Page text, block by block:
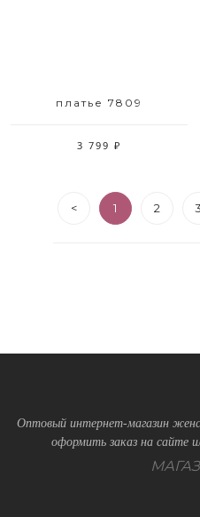
платье 7809
3 799 ₽
< 1 2 3
Оптовый интернет-магазин
оформить заказ на сайте